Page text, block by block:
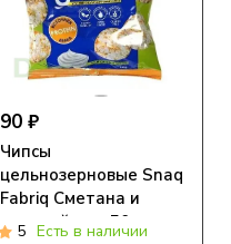
90 ₽
Чипсы
цельнозерновые Snaq
Fabriq Сметана и
зеленый лук, 50 гр
5 Есть в наличии